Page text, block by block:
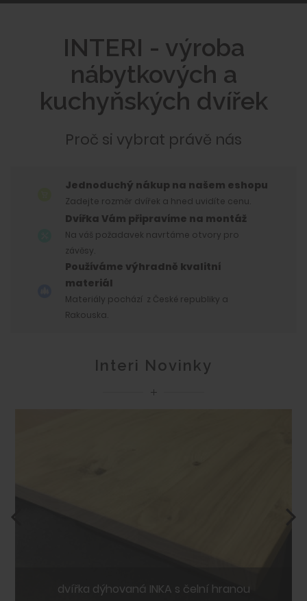
INTERI - výroba
nábytkových a
kuchyňských dvířek
Proč si vybrat právě nás
Jednoduchý nákup na našem eshopu
Zadejte rozměr dvířek a hned uvidíte cenu.
Dvířka Vám připravíme na montáž
Na váš požadavek navrtáme otvory pro
závěsy.
Používáme výhradně kvalitní
materiál
Materiály pochází z České republiky a
Rakouska.
Interi Novinky
dvířka dýhovaná INKA s čelní hranou